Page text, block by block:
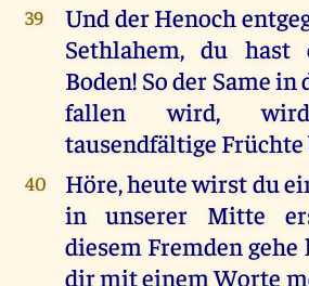
39
Und der Henoch
Sethlahem, du hast
Boden! So der Same
fallen wird,
tausendfältige
40
Höre, heute wirst du
in unserer Mitte
diesem Fremden
dir mit einem Worte